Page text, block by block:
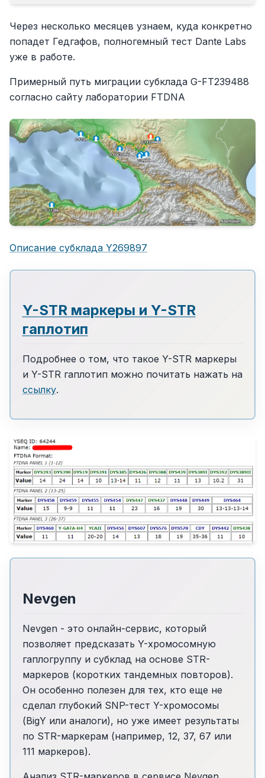
Через несколько месяцев узнаем, куда конкретно
попадет Гедгафов, полногемный тест Dante Labs
уже в работе.
Примерный путь миграции субклада G-FT239488
согласно сайту лаборатории FTDNA
Описание субклада Y269897
Y-STR маркеры и Y-STR
гаплотип
Подробнее о том, что такое Y-STR маркеры
и Y-STR гаплотип можно почитать нажать на
ссылку.
Nevgen
Nevgen - это онлайн-сервис, который
позволяет предсказать Y-хромосомную
гаплогруппу и субклад на основе STR-
маркеров (коротких тандемных повторов).
Он особенно полезен для тех, кто еще не
сделал глубокий SNP-тест Y-хромосомы
(BigY или аналоги), но уже имеет результаты
по STR-маркерам (например, 12, 37, 67 или
111 маркеров).